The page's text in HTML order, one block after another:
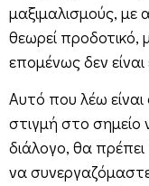
μαξιμαλισμούς,
θεωρεί προδοτικό,
επομένως δεν
Αυτό που λέω
στιγμή στο σημείο
διάλογο, θα
να